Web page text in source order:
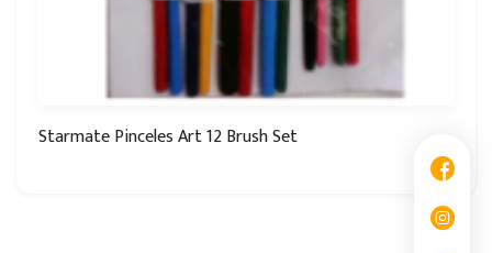
Starmate Pinceles Art 12 Brush Set